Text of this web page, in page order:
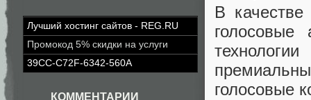
Лучший хостинг сайтов - REG.RU
Промокод 5% скидки на услуги
39CC-C72F-6342-560A
КОММЕНТАРИИ
В качестве
голосовые
голосовые